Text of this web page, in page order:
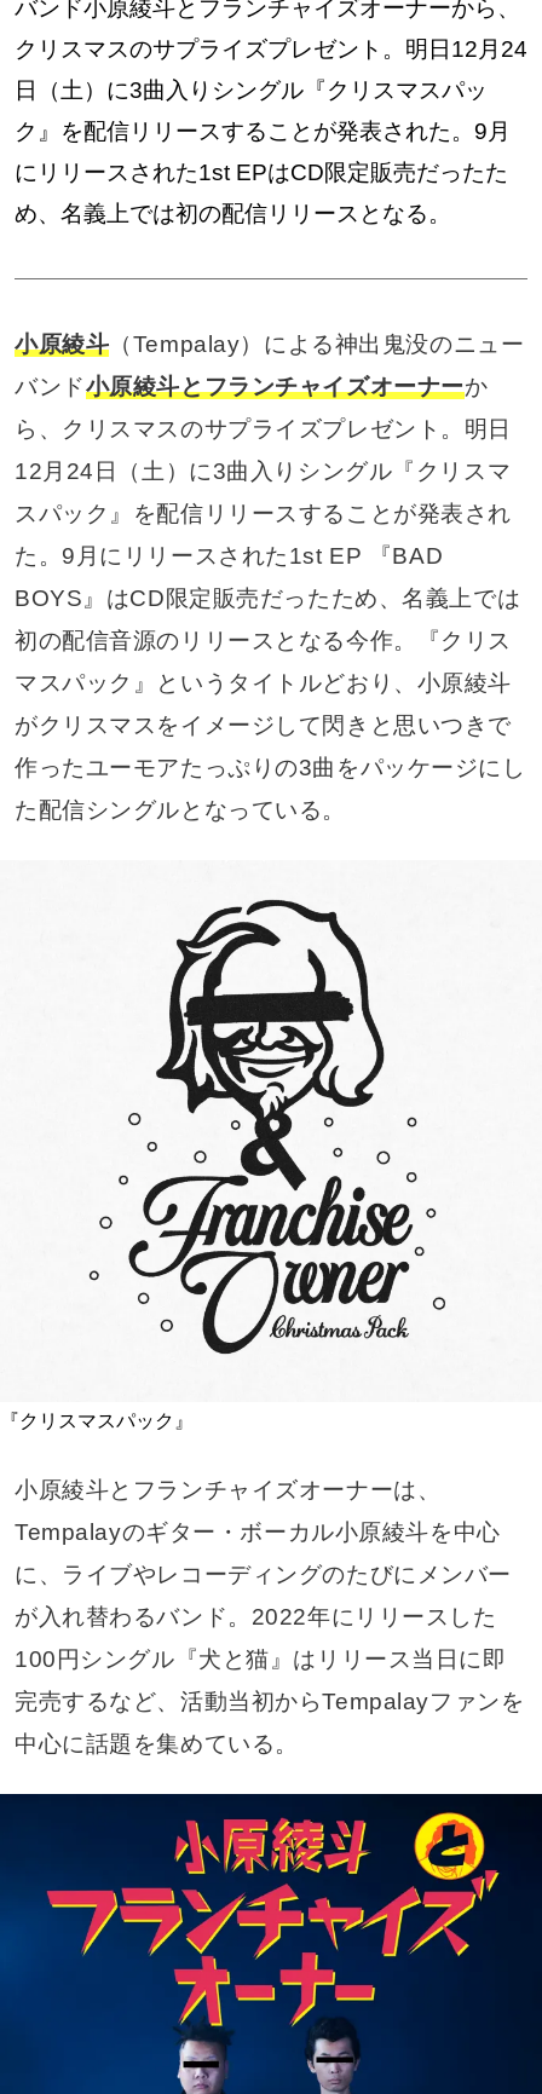
バンド小原綾斗とフランチャイズオーナーから、
クリスマスのサプライズプレゼント。明日12月24
日（土）に3曲入りシングル『クリスマスパッ
ク』を配信リリースすることが発表された。9月
にリリースされた1st EPはCD限定販売だったた
め、名義上では初の配信リリースとなる。
小原綾斗 （Tempalay）による神出鬼没のニュー
バンド小原綾斗とフランチャイズオーナーか
ら、クリスマスのサプライズプレゼント。明日
12月24日（土）に3曲入りシングル『クリスマ
スパック』を配信リリースすることが発表され
た。9月にリリースされた1st EP 『BAD
BOYS』はCD限定販売だったため、名義上では
初の配信音源のリリースとなる今作。『クリス
マスパック』というタイトルどおり、小原綾斗
がクリスマスをイメージして閃きと思いつきで
作ったユーモアたっぷりの3曲をパッケージにし
た配信シングルとなっている。
『クリスマスパック』
小原綾斗とフランチャイズオーナーは、
Tempalayのギター・ボーカル小原綾斗を中心
に、ライブやレコーディングのたびにメンバー
が入れ替わるバンド。2022年にリリースした
100円シングル『犬と猫』はリリース当日に即
完売するなど、活動当初からTempalayファンを
中心に話題を集めている。